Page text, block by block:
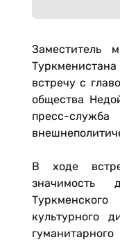
Заместитель
встречу с
общества
пресс-
В ходе
значимость
культурного